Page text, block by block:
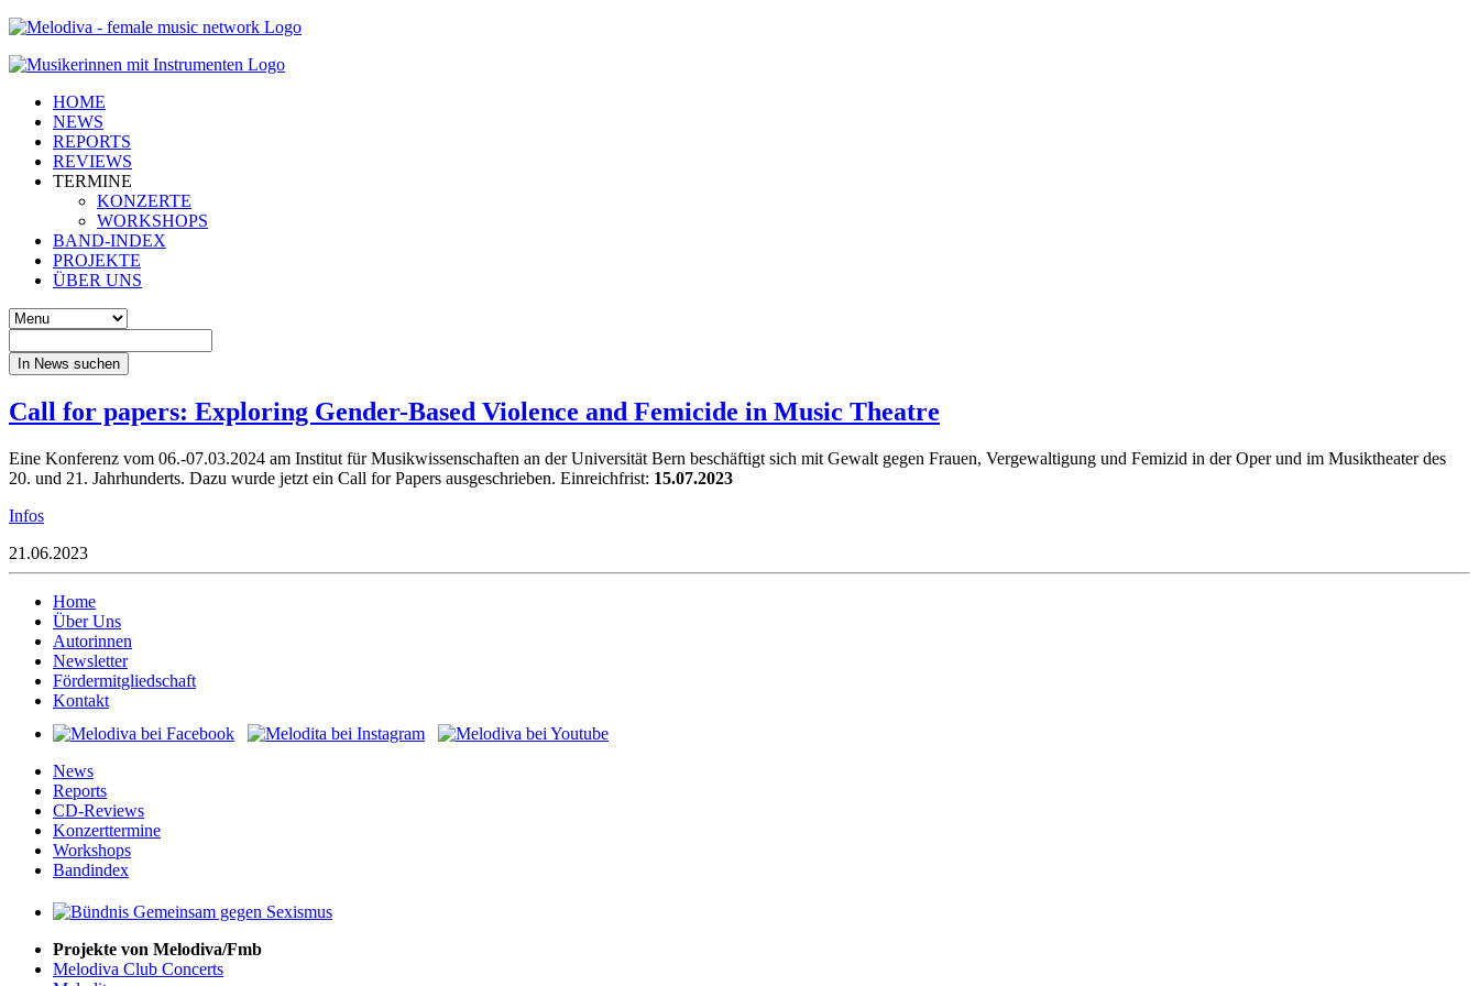
HOME
NEWS
REPORTS
REVIEWS
TERMINE
KONZERTE
WORKSHOPS
BAND-INDEX
PROJEKTE
ÜBER UNS
In News suchen
Call for papers: Exploring Gender-Based Violence and Femicide in Music Theatre
Eine Konferenz vom 06.-07.03.2024 am Institut für Musikwissenschaften an der Universität Bern beschäftigt sich mit Gewalt gegen Frauen, Vergewaltigung und Femizid in der Oper und im Musiktheater des
20. und 21. Jahrhunderts. Dazu wurde jetzt ein Call for Papers ausgeschrieben. Einreichfrist: 15.07.2023
Infos
21.06.2023
Home
Über Uns
Autorinnen
Newsletter
Fördermitgliedschaft
Kontakt
News
Reports
CD-Reviews
Konzerttermine
Workshops
Bandindex
Projekte von Melodiva/Fmb
Melodiva Club Concerts